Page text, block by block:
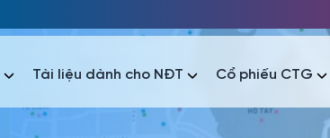
Tài liệu dành cho NĐT Cổ phiếu CTG